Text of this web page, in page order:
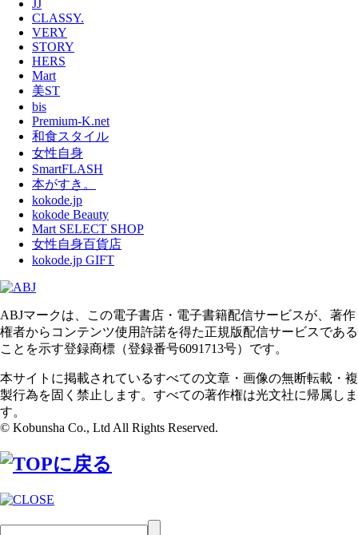
JJ
CLASSY.
VERY
STORY
HERS
Mart
美ST
bis
Premium-K.net
和食スタイル
女性自身
SmartFLASH
本がすき。
kokode.jp
kokode Beauty
Mart SELECT SHOP
女性自身百貨店
kokode.jp GIFT
ABJマークは、この電子書店・電子書籍配信サービスが、著作
権者からコンテンツ使用許諾を得た正規版配信サービスである
ことを示す登録商標（登録番号6091713号）です。
本サイトに掲載されているすべての文章・画像の無断転載・複
製行為を固く禁止します。すべての著作権は光文社に帰属しま
す。
© Kobunsha Co., Ltd All Rights Reserved.